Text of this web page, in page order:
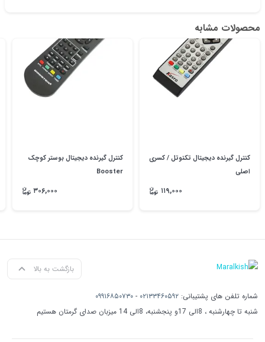
محصولات مشابه
کنترل گیرنده دیجیتال تکنوتل / کسری
اصلی
۱۱۹,۰۰۰
کنترل گیرنده دیجیتال بوستر کوچک
Booster
۳۰۶,۰۰۰
بازگشت به بالا
شماره تلفن های پشتیبانی: ۰۲۱۳۳۴۶۰۵۹۲ - ۰۹۹۱۶۸۵۰۷۳۰
شنبه تا چهارشنبه ، 8الی 17و پنجشنبه، 8الی 14 میزبان صدای گرمتان هستیم